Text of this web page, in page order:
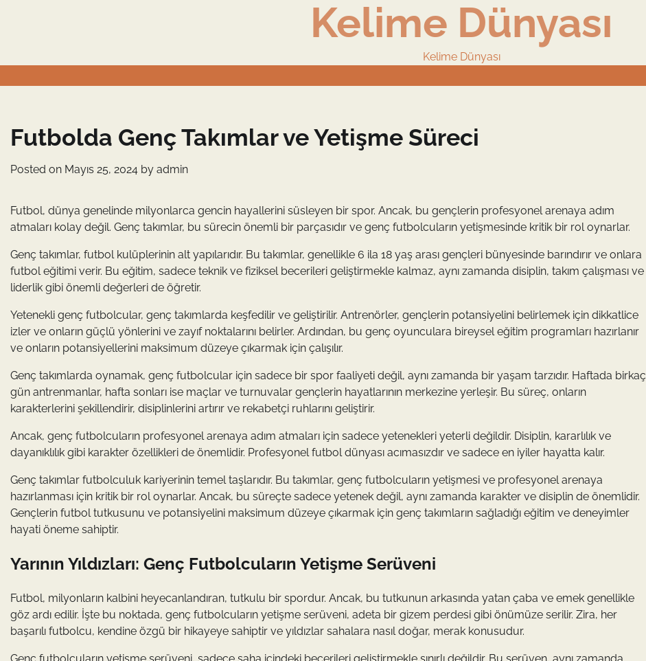
Kelime Dünyası
Kelime Dünyası
Futbolda Genç Takımlar ve Yetişme Süreci
Posted on Mayıs 25, 2024 by admin
Futbol, dünya genelinde milyonlarca gencin hayallerini süsleyen bir spor. Ancak, bu gençlerin profesyonel arenaya adım
atmaları kolay değil. Genç takımlar, bu sürecin önemli bir parçasıdır ve genç futbolcuların yetişmesinde kritik bir rol oynarlar.
Genç takımlar, futbol kulüplerinin alt yapılarıdır. Bu takımlar, genellikle 6 ila 18 yaş arası gençleri bünyesinde barındırır ve onlara
futbol eğitimi verir. Bu eğitim, sadece teknik ve fiziksel becerileri geliştirmekle kalmaz, aynı zamanda disiplin, takım çalışması ve
liderlik gibi önemli değerleri de öğretir.
Yetenekli genç futbolcular, genç takımlarda keşfedilir ve geliştirilir. Antrenörler, gençlerin potansiyelini belirlemek için dikkatlice
izler ve onların güçlü yönlerini ve zayıf noktalarını belirler. Ardından, bu genç oyunculara bireysel eğitim programları hazırlanır
ve onların potansiyellerini maksimum düzeye çıkarmak için çalışılır.
Genç takımlarda oynamak, genç futbolcular için sadece bir spor faaliyeti değil, aynı zamanda bir yaşam tarzıdır. Haftada birkaç
gün antrenmanlar, hafta sonları ise maçlar ve turnuvalar gençlerin hayatlarının merkezine yerleşir. Bu süreç, onların
karakterlerini şekillendirir, disiplinlerini artırır ve rekabetçi ruhlarını geliştirir.
Ancak, genç futbolcuların profesyonel arenaya adım atmaları için sadece yetenekleri yeterli değildir. Disiplin, kararlılık ve
dayanıklılık gibi karakter özellikleri de önemlidir. Profesyonel futbol dünyası acımasızdır ve sadece en iyiler hayatta kalır.
Genç takımlar futbolculuk kariyerinin temel taşlarıdır. Bu takımlar, genç futbolcuların yetişmesi ve profesyonel arenaya
hazırlanması için kritik bir rol oynarlar. Ancak, bu süreçte sadece yetenek değil, aynı zamanda karakter ve disiplin de önemlidir.
Gençlerin futbol tutkusunu ve potansiyelini maksimum düzeye çıkarmak için genç takımların sağladığı eğitim ve deneyimler
hayati öneme sahiptir.
Yarının Yıldızları: Genç Futbolcuların Yetişme Serüveni
Futbol, milyonların kalbini heyecanlandıran, tutkulu bir spordur. Ancak, bu tutkunun arkasında yatan çaba ve emek genellikle
göz ardı edilir. İşte bu noktada, genç futbolcuların yetişme serüveni, adeta bir gizem perdesi gibi önümüze serilir. Zira, her
başarılı futbolcu, kendine özgü bir hikayeye sahiptir ve yıldızlar sahalara nasıl doğar, merak konusudur.